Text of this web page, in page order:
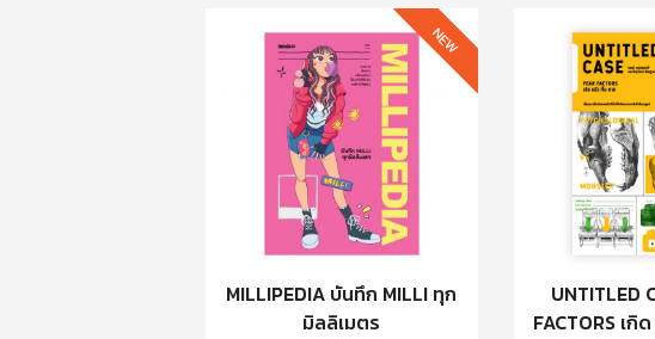
MILLIPEDIA บันทึก MILLI ทุก
มิลลิเมตร
NEW
UNTITLED
FACTORS เกิ